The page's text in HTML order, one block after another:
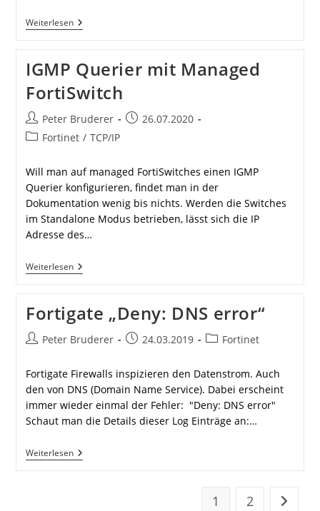
WeiterlesenIGMP
Snooping
Managed
FortiSwitch
IGMP Querier mit Managed
FortiSwitch
Beitrags-
Autor:
Peter Bruderer
Beitrag26.07.2020
Beitrags-
Fortinet / TCP/IP
Will man auf managed FortiSwitches einen IGMP
Querier konfigurieren, findet man in der
Dokumentation wenig bis nichts. Werden die Switches
im Standalone Modus betrieben, lässt sich die IP
Adresse des…
WeiterlesenIGMP
Querier
FortiSwitch
Fortigate „Deny: DNS error“
Beitrags-
Peter Bruderer
Beitrag24.03.2019
Beitrags-
Fortinet
Fortigate Firewalls inspizieren den Datenstrom. Auch
den von DNS (Domain Name Service). Dabei erscheint
immer wieder einmal der Fehler: "Deny: DNS error"
Schaut man die Details dieser Log Einträge an:…
WeiterlesenFortigate
„Deny:
1 2 Zur